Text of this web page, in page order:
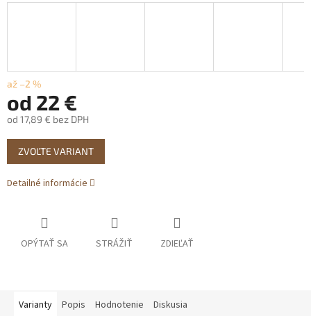
až –2 %
od 22 €
od 17,89 € bez DPH
Jednotková
cena:
ZVOĽTE VARIANT
Detailné informácie
OPÝTAŤ SA STRÁŽIŤ ZDIEĽAŤ
Varianty Popis Hodnotenie Diskusia